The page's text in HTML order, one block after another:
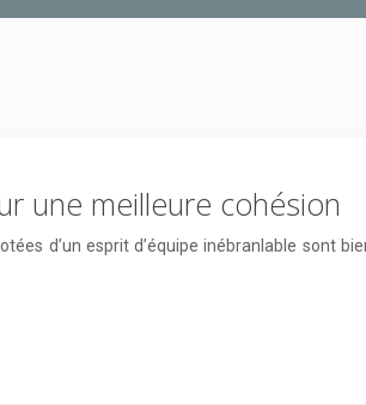
une meilleure cohésion
d’un esprit d’équipe inébranlable sont